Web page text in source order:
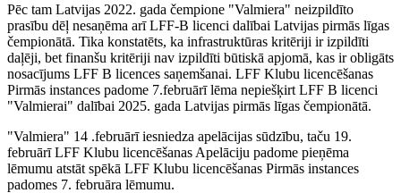
Pēc tam Latvijas 2022. gada čempione "Valmiera" neizpildīto
prasību dēļ nesaņēma arī LFF-B licenci dalībai Latvijas pirmās līgas
čempionātā. Tika konstatēts, ka infrastruktūras kritēriji ir izpildīti
daļēji, bet finanšu kritēriji nav izpildīti būtiskā apjomā, kas ir obligāts
nosacījums LFF B licences saņemšanai. LFF Klubu licencēšanas
Pirmās instances padome 7.februārī lēma nepiešķirt LFF B licenci
"Valmierai" dalībai 2025. gada Latvijas pirmās līgas čempionātā.
"Valmiera" 14 .februārī iesniedza apelācijas sūdzību, taču 19.
februārī LFF Klubu licencēšanas Apelāciju padome pieņēma
lēmumu atstāt spēkā LFF Klubu licencēšanas Pirmās instances
padomes 7. februāra lēmumu.